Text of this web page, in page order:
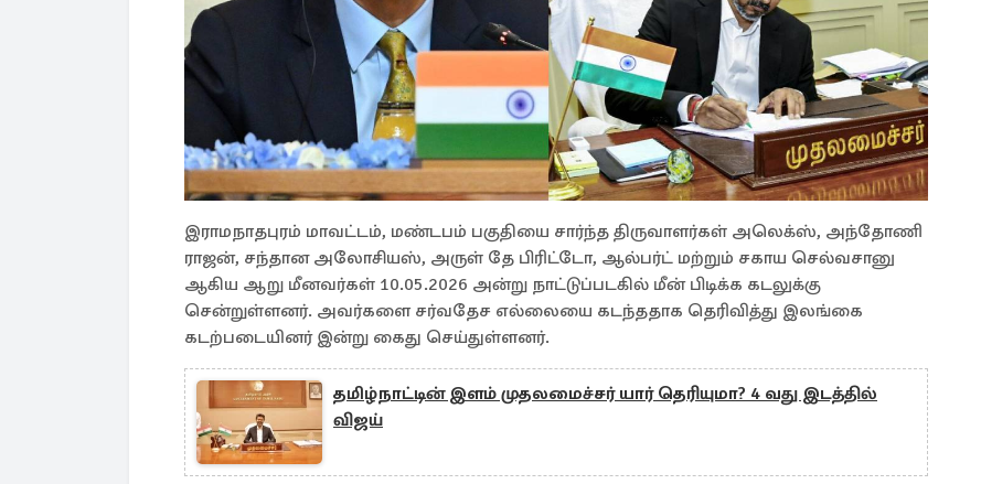
இராமநாதபுரம் மாவட்டம், மண்டபம் பகுதியை சார்ந்த திருவாளர்கள் அலெக்ஸ், அந்தோணி
ராஜன், சந்தான அலோசியஸ், அருள் தே பிரிட்டோ, ஆல்பர்ட் மற்றும் சகாய செல்வசானு
ஆகிய ஆறு மீனவர்கள் 10.05.2026 அன்று நாட்டுப்படகில் மீன் பிடிக்க கடலுக்கு
சென்றுள்ளனர். அவர்களை சர்வதேச எல்லையை கடந்ததாக தெரிவித்து இலங்கை
கடற்படையினர் இன்று கைது செய்துள்ளனர்.
தமிழ்நாட்டின் இளம் முதலமைச்சர் யார் தெரியுமா? 4 வது இடத்தில்
விஜய்